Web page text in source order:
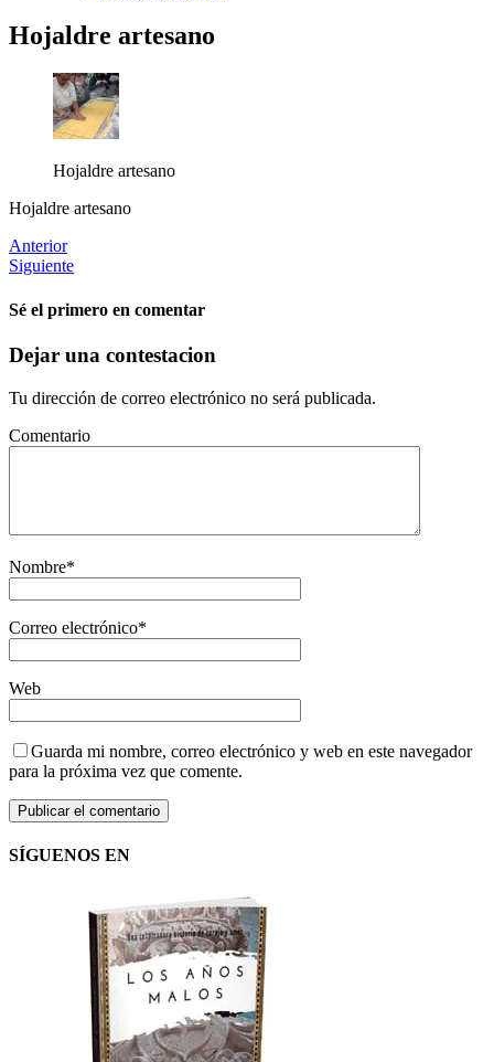
Hojaldre artesano
Hojaldre artesano
Hojaldre artesano
Anterior
Siguiente
Sé el primero en comentar
Dejar una contestacion
Tu dirección de correo electrónico no será publicada.
Comentario
Nombre*
Correo electrónico*
Web
Guarda mi nombre, correo electrónico y web en este navegador
para la próxima vez que comente.
SÍGUENOS EN